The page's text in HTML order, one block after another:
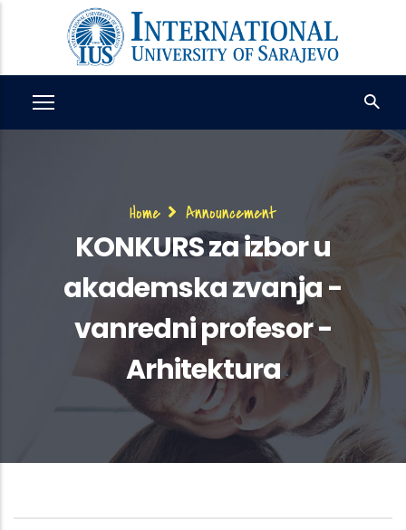
content
Breadcrumb
Home Announcement
KONKURS za izbor u
akademska zvanja -
vanredni profesor -
Arhitektura